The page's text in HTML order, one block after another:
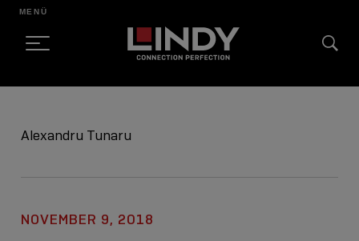
CONTENT
MENÜ
Alexandru Tunaru
NOVEMBER 9, 2018